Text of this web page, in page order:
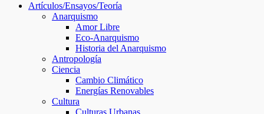
Artículos/Ensayos/Teoría
Anarquismo
Amor Libre
Eco-Anarquismo
Historia del Anarquismo
Antropología
Ciencia
Cambio Climático
Energías Renovables
Cultura